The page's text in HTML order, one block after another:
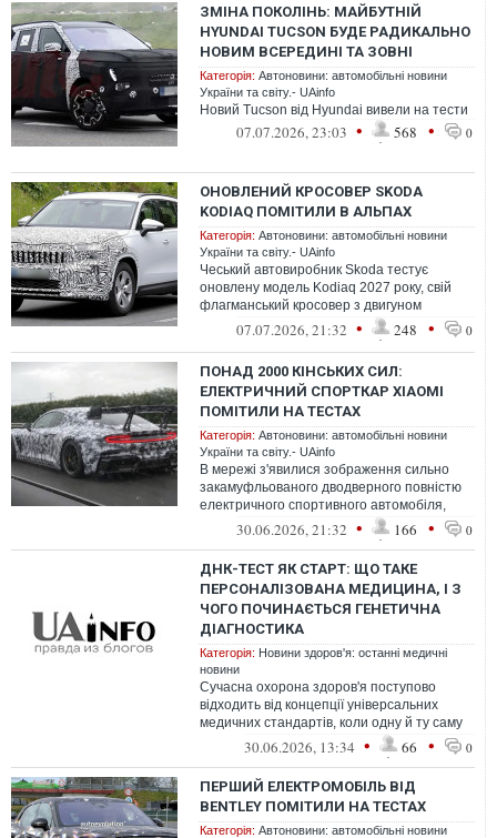
ЗМІНА ПОКОЛІНЬ: МАЙБУТНІЙ
HYUNDAI TUCSON БУДЕ РАДИКАЛЬНО
НОВИМ ВСЕРЕДИНІ ТА ЗОВНІ
Категорія: Автоновини: автомобільні новини
України та світу.- UAinfo
Новий Tucson від Hyundai вивели на тести
07.07.2026, 23:03 • 568 • 0
ОНОВЛЕНИЙ КРОСОВЕР SKODA
KODIAQ ПОМІТИЛИ В АЛЬПАХ
Категорія: Автоновини: автомобільні новини
України та світу.- UAinfo
Чеський автовиробник Skoda тестує
оновлену модель Kodiaq 2027 року, свій
флагманський кросовер з двигуном
внутрішнього згоряння.
07.07.2026, 21:32 • 248 • 0
ПОНАД 2000 КІНСЬКИХ СИЛ:
ЕЛЕКТРИЧНИЙ СПОРТКАР XIAOMI
ПОМІТИЛИ НА ТЕСТАХ
Категорія: Автоновини: автомобільні новини
України та світу.- UAinfo
В мережі з'явилися зображення сильно
закамуфльованого дводверного повністю
електричного спортивного автомобіля,
який тестується на китайських автомагі...
30.06.2026, 21:32 • 166 • 0
ДНК-ТЕСТ ЯК СТАРТ: ЩО ТАКЕ
ПЕРСОНАЛІЗОВАНА МЕДИЦИНА, І З
ЧОГО ПОЧИНАЄТЬСЯ ГЕНЕТИЧНА
ДІАГНОСТИКА
Категорія: Новини здоров'я: останні медичні
новини
Сучасна охорона здоров'я поступово
відходить від концепції універсальних
медичних стандартів, коли одну й ту саму
схему профілактики чи терапії призна...
30.06.2026, 13:34 • 66 • 0
ПЕРШИЙ ЕЛЕКТРОМОБІЛЬ ВІД
BENTLEY ПОМІТИЛИ НА ТЕСТАХ
Категорія: Автоновини: автомобільні новини